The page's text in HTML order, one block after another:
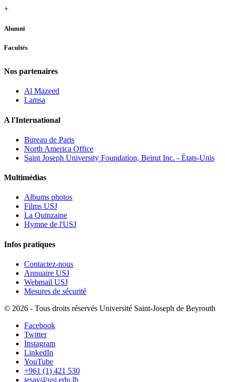
+
Alumni
Facultés
Nos partenaires
Al Mazeed
Lamsa
A l'International
Bureau de Paris
North America Office
Saint Joseph University Foundation, Beirut Inc. - États-Unis
Multimédias
Albums photos
Films USJ
La Quinzaine
Hymne de l'USJ
Infos pratiques
Contactez-nous
Annuaire USJ
Webmail USJ
Mesures de sécurité
© 2026 - Tous droits réservés Université Saint-Joseph de Beyrouth
Facebook
Twitter
Instagram
LinkedIn
YouTube
+961 (1) 421 530
iesav@usj.edu.lb